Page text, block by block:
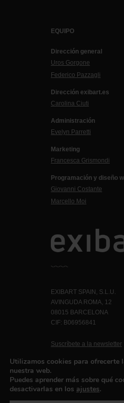
EQUIPO
Dirección general
Uros Gorgone
Federico Pazzagli
Dirección exibart.es
Carolina Ciuti
Administración
Evelyn Parretti
Marketing
Francesca Grismondi
Programación y diseño
Giovanni Costante
Marcello Moi
EXIBART SPAIN, S.L.U.
AVINGUDA ROMA, 12
08015 BARCELONA
CIF: B06956841
Suscríbete a la newsletter
Política de privacidad
Utilizamos cookies para ofrecerte
nuestra web.
Puedes aprender más sobre qué
desactivarlas en los ajustes.